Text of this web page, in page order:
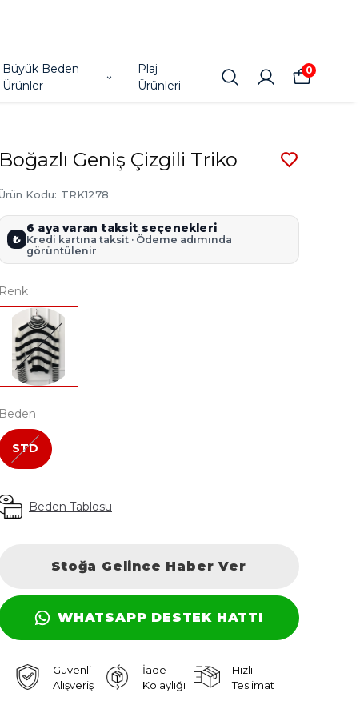
Büyük Beden
Ürünler
Plaj
Ürünleri
0
Boğazlı Geniş Çizgili Triko
Kodu: TRK1278
₺
6 aya varan taksit seçenekleri
Kredi kartına taksit · Ödeme adımında
görüntülenir
Renk
Beden
STD
Beden Tablosu
Stoğa Gelince Haber Ver
WHATSAPP DESTEK HATTI
Güvenli
Alışveriş
İade
Kolaylığı
Hızlı
Teslimat